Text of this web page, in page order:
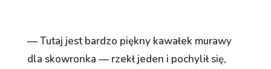
— Tutaj jest bardzo piękny kawałek murawy
dla skowronka — rzekł jeden i pochylił się,